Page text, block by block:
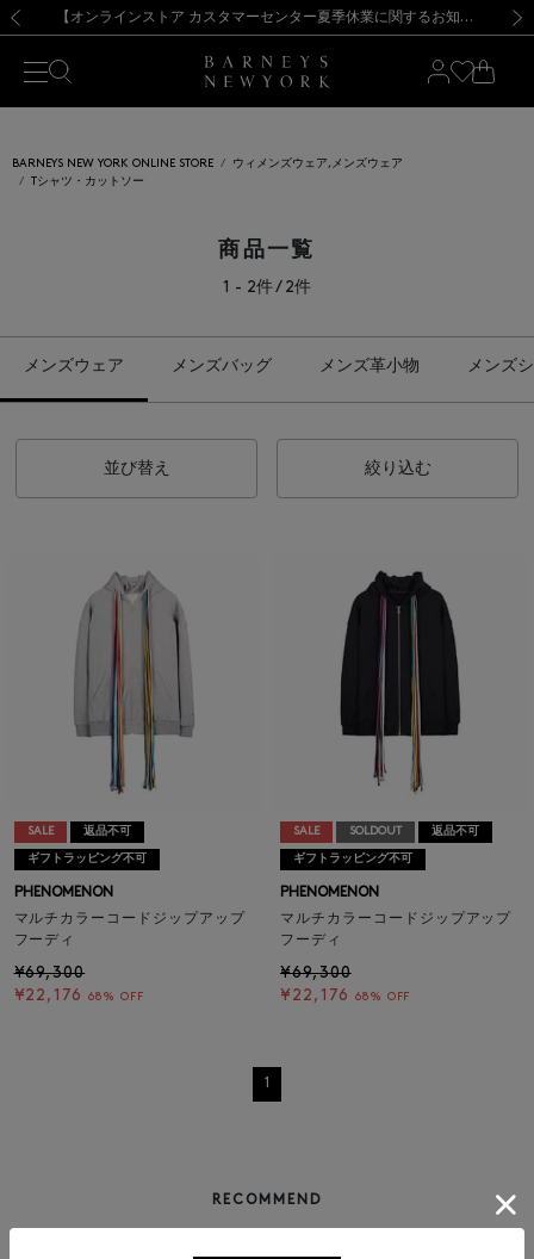
新規登録のお客様も対象！＜MY BARNEYS＞会員のお客様は11,000円（税込）以上のお買上げで常時送料無料！お買い物の際は会員登録を！
【夏季休業に伴う出荷一時停止のお知らせ】(2026.8.7) 【オンラインストア カスタマーセンター夏季休業に関するお知らせ】（2026.8.7）
【夏季休業に伴う返品・交換承り一時停止のお知らせ】（2026.8.5）
熊本県を中心とした地震の影響によるお荷物のお届けについて
【開催中】SUMMER SALEのご案内・ご注意事項 新規登録のお客様も対象！＜MY BARNEYS＞会員のお客様は11,000円（税込）以上のお買上げで常時送料無料！お買い物の際は会員登録を！
【夏季休業に伴う出荷一時停止のお知らせ】(2026.8.7)
BARNEYS NEW YORK ONLINE STORE
ウィメンズウェア,メンズウェア
Tシャツ・カットソー
商品一覧
1 - 2件 / 2件
メンズウェア メンズバッグ メンズ革小物 メンズ
並び替え 絞り込む
SALE 返品不可
ギフトラッピング不可
PHENOMENON
マルチカラーコードジップアップ
フーディ
¥69,300
¥22,176
68% OFF
SALE SOLDOUT 返品不可
ギフトラッピング不可
PHENOMENON
マルチカラーコードジップアップ
フーディ
¥69,300
¥22,176
68% OFF
1
RECOMMEND